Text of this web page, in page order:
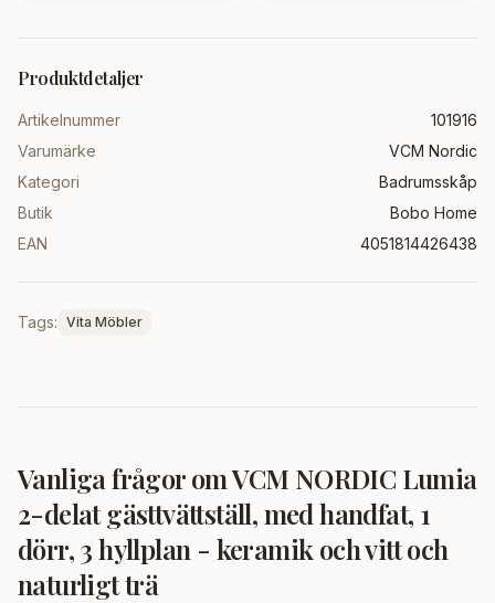
Produktdetaljer
Artikelnummer
101916
Varumärke
VCM Nordic
Kategori
Badrumsskåp
Butik
Bobo Home
EAN
4051814426438
Tags: Vita Möbler
Vanliga frågor omVCM NORDIC Lumia
2-delat gästtvättställ, med handfat, 1
dörr, 3 hyllplan - keramik och vitt och
naturligt trä